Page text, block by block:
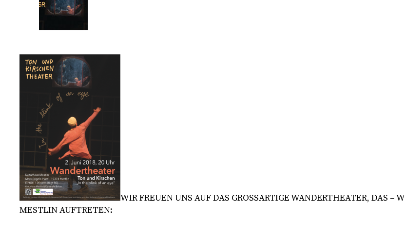
WIR FREUEN UNS AUF DAS GROSSARTIGE WANDERTHEATER, DAS –
ESTLIN AUFTRETEN: